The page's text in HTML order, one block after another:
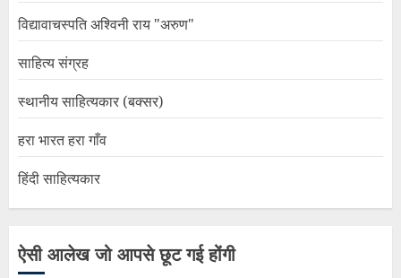
विद्यावाचस्पति अश्विनी राय "अरुण"
साहित्य संग्रह
स्थानीय साहित्यकार (बक्सर)
हरा भारत हरा गाँव
हिंदी साहित्यकार
ऐसी आलेख जो आपसे छूट गई होंगी